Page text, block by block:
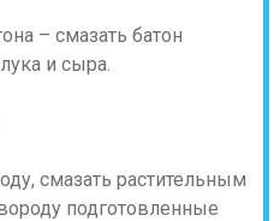
– смазать батон
и сыра.
смазать растительным
подготовленные